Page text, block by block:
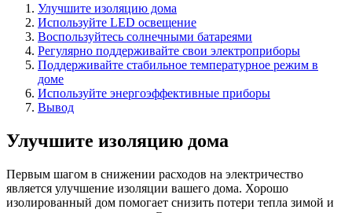
Улучшите изоляцию дома
Используйте LED освещение
Воспользуйтесь солнечными батареями
Регулярно поддерживайте свои электроприборы
Поддерживайте стабильное температурное режим в
доме
Используйте энергоэффективные приборы
Вывод
Улучшите изоляцию дома
Первым шагом в снижении расходов на электричество
является улучшение изоляции вашего дома. Хорошо
изолированный дом помогает снизить потери тепла зимой и